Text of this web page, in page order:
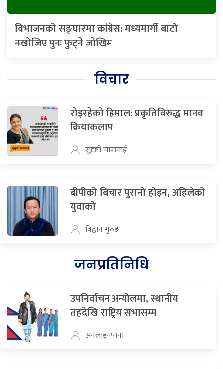
विभाजनको सङ्घारमा कांग्रेस: मध्यमार्गी बाटो
नखोजिए पुनः फुट्ने जोखिम
विचार
रोइरहेको हिमाल: प्रकृतिविरुद्ध मानव
क्रियाकलाप
सुदृष्टी चापागाई
बीपीको बिचार पुरानो होइन, अहिलेको
युवाको
विद्वान गुरुङ
जनप्रतिनिधि
उपनिर्वाचन अन्योलमा, स्थानीय
तहदेखि राष्ट्रिय सभासम्म
अनलाइनपाना